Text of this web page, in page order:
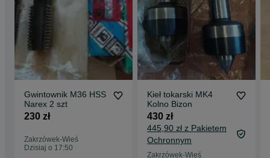
Gwintownik M36 HSS
Narex 2 szt
230 zł
Zakrzówek-Wieś
Dzisiaj o 17:50
Kieł tokarski MK4
Kolno Bizon
430 zł
445,90 zł z Pakietem
Ochronnym
Zakrzówek-Wieś